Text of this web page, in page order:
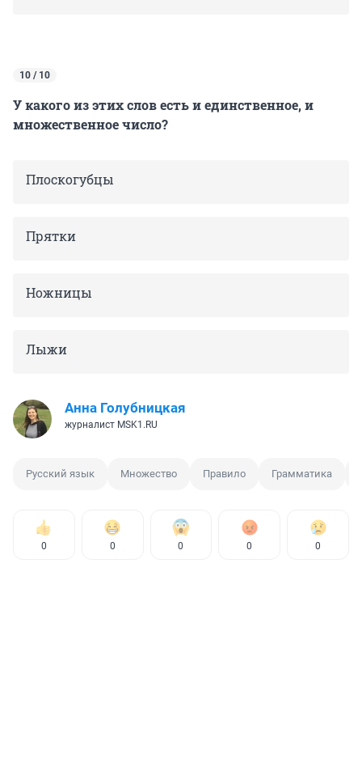
10 / 10
У какого из этих слов есть и единственное, и
множественное число?
Плоскогубцы
Прятки
Ножницы
Лыжи
Анна Голубницкая
журналист MSK1.RU
Русский язык Множество Правило Грамматика
0 0 0 0 0